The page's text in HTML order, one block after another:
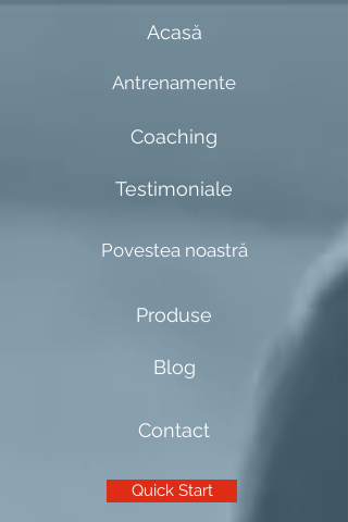
Acasă
Antrenamente
Coaching
Testimoniale
Produse
Blog
Quick Start
Povestea noastră
Contact